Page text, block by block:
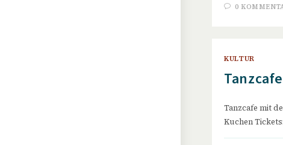
0
KULTUR
Tanzcafe mit
Kuchen